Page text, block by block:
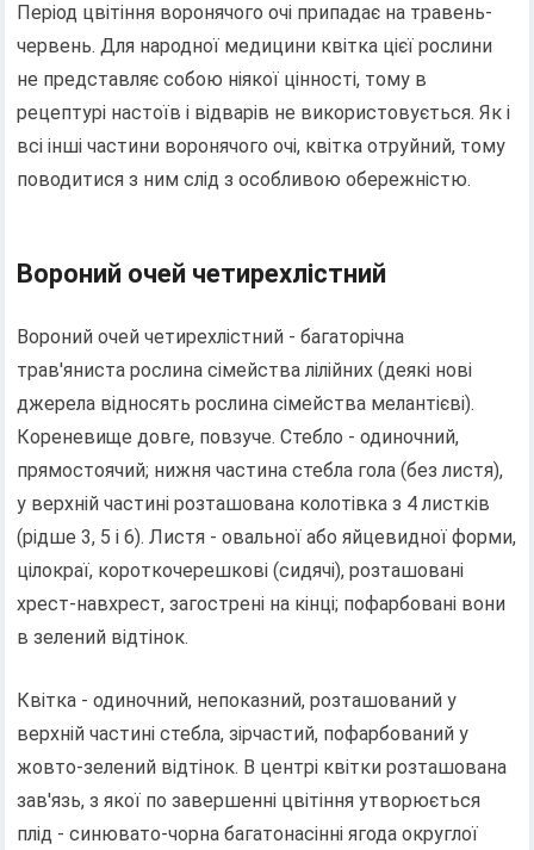
Період цвітіння воронячого очі припадає на травень-
червень. Для народної медицини квітка цієї рослини
не представляє собою ніякої цінності, тому в
рецептурі настоїв і відварів не використовується. Як і
всі інші частини воронячого очі, квітка отруйний, тому
поводитися з ним слід з особливою обережністю.
Вороний очей четирехлістний
Вороний очей четирехлістний - багаторічна
трав'яниста рослина сімейства лілійних (деякі нові
джерела відносять рослина сімейства мелантієві).
Кореневище довге, повзуче. Стебло - одиночний,
прямостоячий; нижня частина стебла гола (без листя),
у верхній частині розташована колотівка з 4 листків
(рідше 3, 5 і 6). Листя - овальної або яйцевидної форми,
цілокраї, короткочерешкові (сидячі), розташовані
хрест-навхрест, загострені на кінці; пофарбовані вони
в зелений відтінок.
Квітка - одиночний, непоказний, розташований у
верхній частині стебла, зірчастий, пофарбований у
жовто-зелений відтінок. В центрі квітки розташована
зав'язь, з якої по завершенні цвітіння утворюється
плід - синювато-чорна багатонасінні ягода округлої